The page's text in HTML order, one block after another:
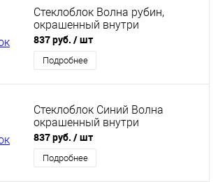
Стеклоблок Волна рубин,
окрашенный внутри
837 руб. / шт
Подробнее
Стеклоблок Синий Волна
окрашенный внутри
837 руб. / шт
Подробнее